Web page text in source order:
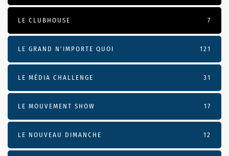
LE CLUBHOUSE 7
LE GRAND N’IMPORTE QUOI 121
LE MÉDIA CHALLENGE 31
LE MOUVEMENT SHOW 17
LE NOUVEAU DIMANCHE 12